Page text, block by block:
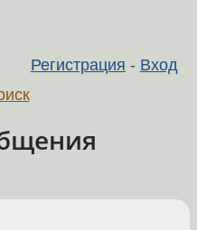
Регистрация - Вход